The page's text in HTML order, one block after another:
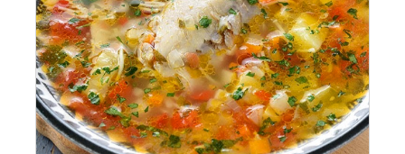
ADAUGĂ ÎN COȘ / DETALII